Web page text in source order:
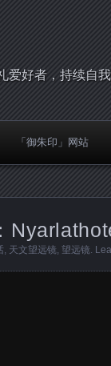
爱好者，持续自
「御朱印」网站
, 天文望远镜, 望远镜.